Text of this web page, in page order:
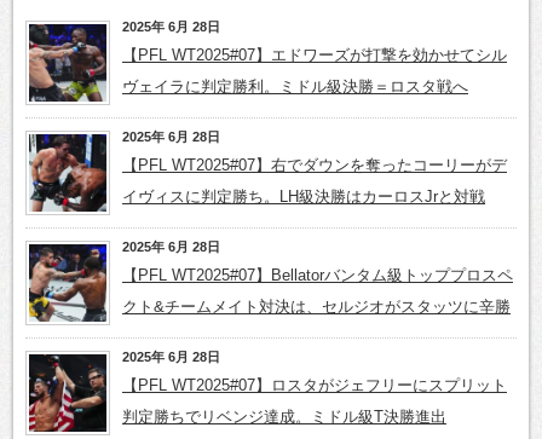
2025年 6月 28日
【PFL WT2025#07】エドワーズが打撃を効かせてシル
ヴェイラに判定勝利。ミドル級決勝＝ロスタ戦へ
2025年 6月 28日
【PFL WT2025#07】右でダウンを奪ったコーリーがデ
イヴィスに判定勝ち。LH級決勝はカーロスJrと対戦
2025年 6月 28日
【PFL WT2025#07】Bellatorバンタム級トッププロスペ
クト&チームメイト対決は、セルジオがスタッツに辛勝
2025年 6月 28日
【PFL WT2025#07】ロスタがジェフリーにスプリット
判定勝ちでリベンジ達成。ミドル級T決勝進出